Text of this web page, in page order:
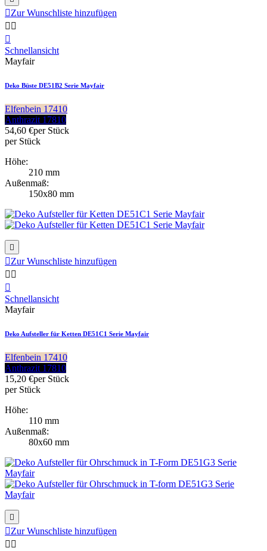
Zur Wunschliste hinzufügen
 

Schnellansicht
Mayfair
Deko Büste DE51B2 Serie Mayfair
Elfenbein 17410
Anthrazit 17810
54,60 €per Stück
per Stück
Höhe:
210 mm
Außenmaß:
150x80 mm

Zur Wunschliste hinzufügen
 

Schnellansicht
Mayfair
Deko Aufsteller für Ketten DE51C1 Serie Mayfair
Elfenbein 17410
Anthrazit 17810
15,20 €per Stück
per Stück
Höhe:
110 mm
Außenmaß:
80x60 mm

Zur Wunschliste hinzufügen
 